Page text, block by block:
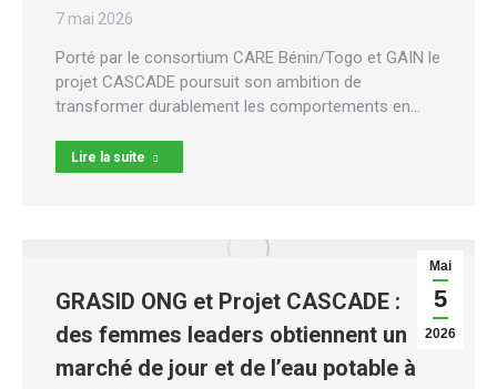
7 mai 2026
Porté par le consortium CARE Bénin/Togo et GAIN le
projet CASCADE poursuit son ambition de
transformer durablement les comportements en…
Lire la suite
Mai
5
2026
GRASID ONG et Projet CASCADE :
des femmes leaders obtiennent un
marché de jour et de l’eau potable à